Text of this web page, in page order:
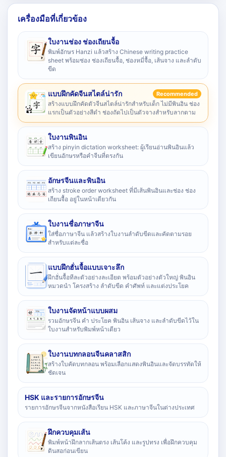
เครื่องมือที่เกี่ยวข้อง
ใบงานช่อง ช่องเถียนจื้อ
พิมพ์อักษร Hanzi แล้วสร้าง Chinese writing practice
sheet พร้อมช่อง ช่องเถียนจื้อ, ช่องหมี่จื้อ, เส้นจาง และลำดับ
ขีด
แบบฝึกคัดจีนสไตล์น่ารัก Recommended
สร้างแบบฝึกคัดตัวจีนสไตล์น่ารักสำหรับเด็ก ไม่มีพินอิน ช่อง
แรกเป็นตัวอย่างสีดำ ช่องถัดไปเป็นตัวจางสำหรับลากตาม
ใบงานพินอิน
สร้าง pinyin dictation worksheet: ผู้เรียนอ่านพินอินแล้ว
เขียนอักษรหรือคำจีนที่ตรงกัน
อักษรจีนและพินอิน
สร้าง stroke order worksheet ที่มีเส้นพินอินและช่อง ช่อง
เถียนจื้อ อยู่ในหน้าเดียวกัน
ใบงานชื่อภาษาจีน
ใส่ชื่อภาษาจีน แล้วสร้างใบงานลำดับขีดและคัดตามรอย
สำหรับแต่ละชื่อ
แบบฝึกฮั่นจื้อแบบเจาะลึก
ฝึกฮั่นจื้อทีละตัวอย่างละเอียด พร้อมตัวอย่างตัวใหญ่ พินอิน
หมวดนำ โครงสร้าง ลำดับขีด คำศัพท์ และแต่งประโยค
ใบงานจัดหน้าแบบผสม
รวมอักษรจีน คำ ประโยค พินอิน เส้นจาง และลำดับขีดไว้ใน
ใบงานสำหรับพิมพ์หน้าเดียว
ใบงานบทกลอนจีนคลาสสิก
สร้างใบคัดบทกลอน พร้อมเลือกแสดงพินอินและจัดบรรทัดให้
ชัดเจน
HSK และรายการอักษรจีน
รายการอักษรจีนจากหนังสือเรียน HSK และภาษาจีนในต่างประเทศ
ฝึกควบคุมเส้น
พิมพ์หน้าฝึกลากเส้นตรง เส้นโค้ง และรูปทรง เพื่อฝึกควบคุม
ดินสอก่อนเขียน